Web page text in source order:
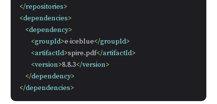
</repositories>
<dependencies>
<dependency>
<groupId>e-iceblue</groupId>
<artifactId>spire.pdf</artifactId>
<version>8.8.3</version>
</dependency>
</dependencies>